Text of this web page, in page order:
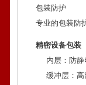
包装防护
专业的包装防
精密设备包装
内层：防
缓冲层：